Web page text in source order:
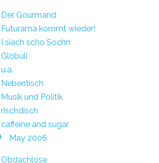
Der Gourmand
Futurama kommt wieder!
I siach scho Sochn
Globuli
u.a.
Nebentisch
Musik und Politik
rischdisch
caffeine and sugar
May 2006
Obdachlose